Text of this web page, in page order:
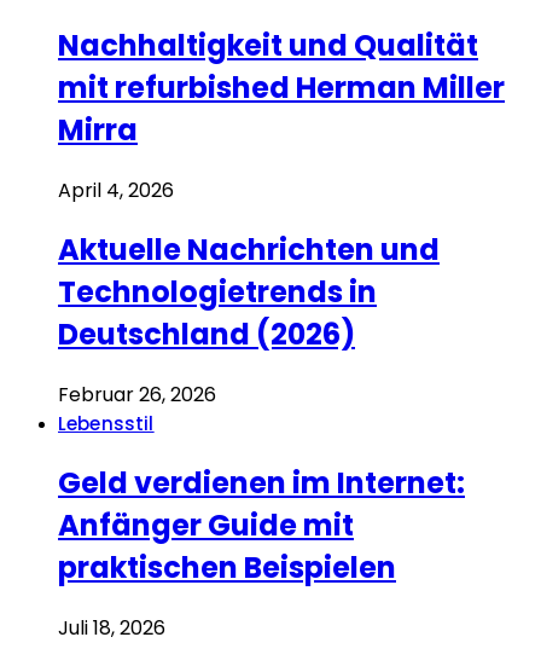
Nachhaltigkeit und Qualität
mit refurbished Herman Miller
Mirra
April 4, 2026
Aktuelle Nachrichten und
Technologietrends in
Deutschland (2026)
Februar 26, 2026
Lebensstil
Geld verdienen im Internet:
Anfänger Guide mit
praktischen Beispielen
Juli 18, 2026